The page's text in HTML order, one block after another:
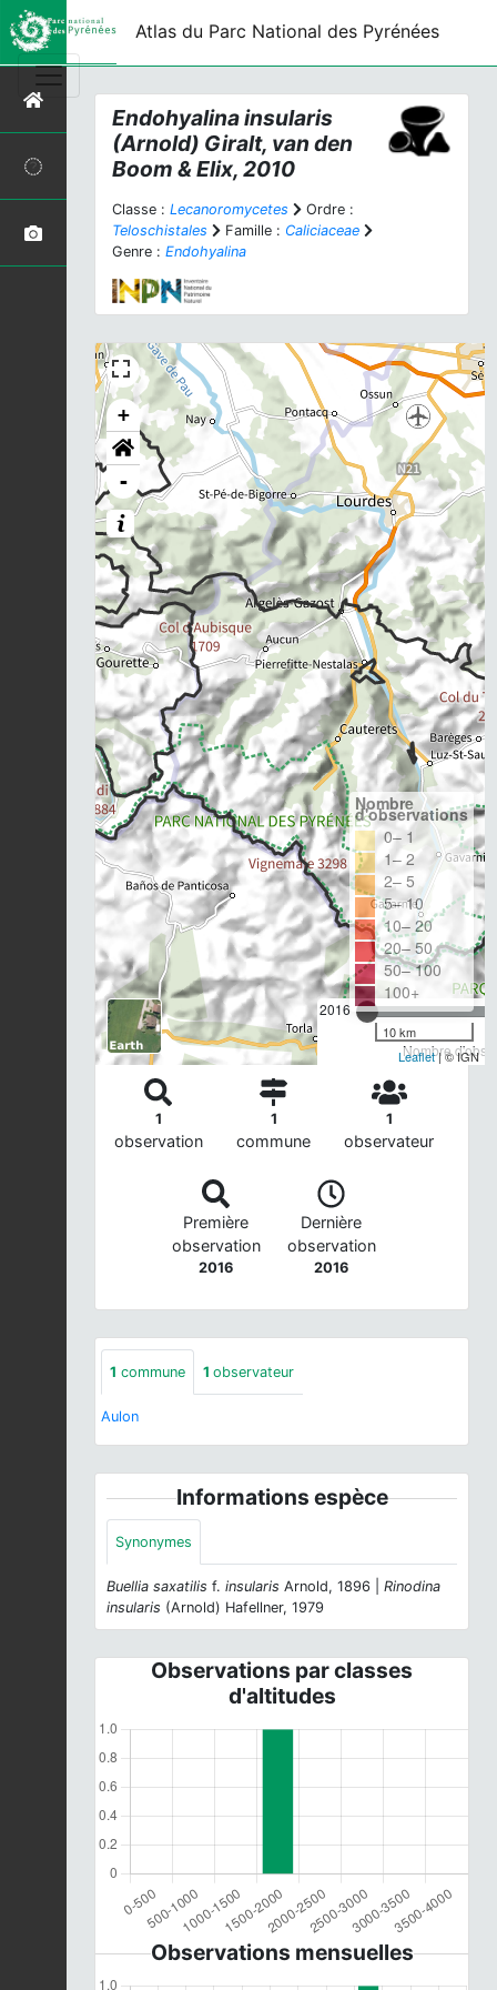
Atlas du Parc National des Pyrénées
Endohyalina insularis
(Arnold) Giralt, van den
Boom & Elix, 2010
Classe : Lecanoromycetes
Ordre :
Teloschistales
Famille : Caliciaceae
Genre : Endohyalina
+
-
2016
Nombre
Nombre
d'observations
0– 1
1– 2
2– 5
5– 10
10– 20
20– 50
50– 100
100+
10 km
Leaflet| © IGN
1
observation
1
commune
1
observateur
Première
observation
2016
Dernière
observation
2016
1 commune 1 observateur
Aulon
Informations espèce
Synonymes
Buellia saxatilis f. insularis Arnold, 1896 | Rinodina
insularis (Arnold) Hafellner, 1979
Observations par classes
d'altitudes
Observations mensuelles